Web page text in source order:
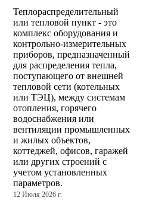
Теплораспределительный
или тепловой пункт - это
комплекс оборудования и
контрольно-измерительных
приборов, предназначенный
для распределения тепла,
поступающего от внешней
тепловой сети (котельных
или ТЭЦ), между системам
отопления, горячего
водоснабжения или
вентиляции промышленных
и жилых объектов,
коттеджей, офисов, гаражей
или других строений с
учетом установленных
параметров.
12 Июля 2026 г.